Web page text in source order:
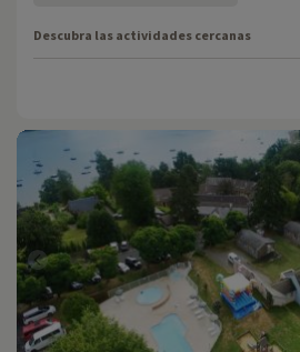
Descubra las actividades cercanas